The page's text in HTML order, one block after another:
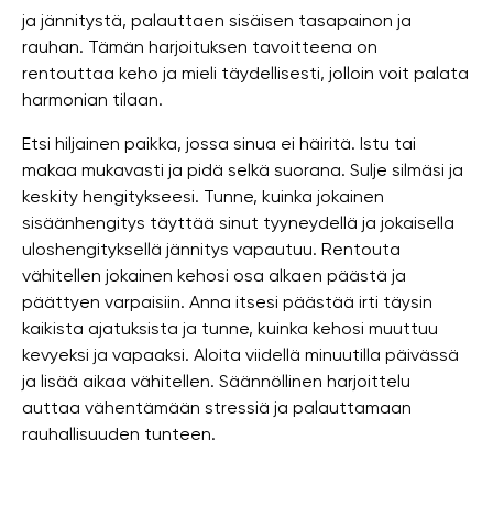
ja jännitystä, palauttaen sisäisen tasapainon ja
rauhan. Tämän harjoituksen tavoitteena on
rentouttaa keho ja mieli täydellisesti, jolloin voit palata
harmonian tilaan.
Etsi hiljainen paikka, jossa sinua ei häiritä. Istu tai
makaa mukavasti ja pidä selkä suorana. Sulje silmäsi ja
keskity hengitykseesi. Tunne, kuinka jokainen
sisäänhengitys täyttää sinut tyyneydellä ja jokaisella
uloshengityksellä jännitys vapautuu. Rentouta
vähitellen jokainen kehosi osa alkaen päästä ja
päättyen varpaisiin. Anna itsesi päästää irti täysin
kaikista ajatuksista ja tunne, kuinka kehosi muuttuu
kevyeksi ja vapaaksi. Aloita viidellä minuutilla päivässä
ja lisää aikaa vähitellen. Säännöllinen harjoittelu
auttaa vähentämään stressiä ja palauttamaan
rauhallisuuden tunteen.